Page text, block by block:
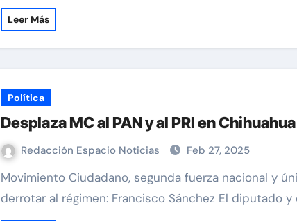
Leer Más
Política
Desplaza MC al PAN y al PRI en Chihuahua
Redacción Espacio Noticias Feb 27, 2025
Movimiento Ciudadano, segunda fuerza nacional y única opción para
derrotar al régimen: Francisco Sánchez El diputado